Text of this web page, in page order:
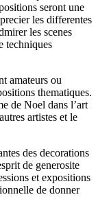
seront une
les differentes
les scenes
techniques
amateurs ou
thematiques.
de Noel dans l’art
artistes et le
des decorations
de generosite
et expositions
de donner